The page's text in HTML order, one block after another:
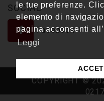
le tue preferenze.
elemento di
pagina acconsenti
Leggi
SOCIAL
Facebook
COPYRIGHT ©